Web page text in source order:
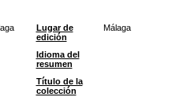
Lugar de
edición
Málaga
Idioma del
resumen
Título de la
colección